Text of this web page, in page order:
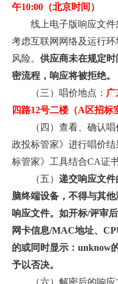
午10:00（北京时间）
线上电子版响应文
考虑互联网网络及运行
风险。 供应商未在规定
密流程，响应将被拒绝。
（三）唱价地点：
四路12号二楼（A区招标
（四）查看、确认
政投标管家》进行唱价
标管家》工具结合CA证
（五） 递交响应文
脑终端设备，不得与其
响应文件。如开标/评审
网卡信息/MAC地址、
的或同时显示：unknow
予以否决。
（六）解密后的响